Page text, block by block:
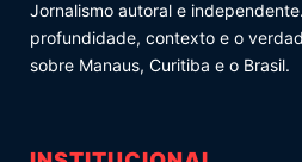
Jornalismo autoral e
profundidade, contexto e o
sobre Manaus, Curitiba e o Brasil.